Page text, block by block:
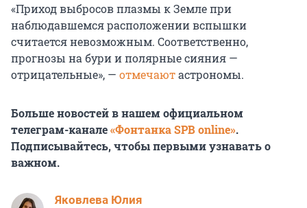
«Приход выбросов плазмы к Земле при
наблюдавшемся расположении вспышки
считается невозможным. Соответственно,
прогнозы на бури и полярные сияния —
отрицательные», — отмечаютастрономы.
Больше новостей в нашем официальном
телеграм-канале«Фонтанка SPB online».
Подписывайтесь, чтобы первыми узнавать о
важном.
Яковлева Юлия